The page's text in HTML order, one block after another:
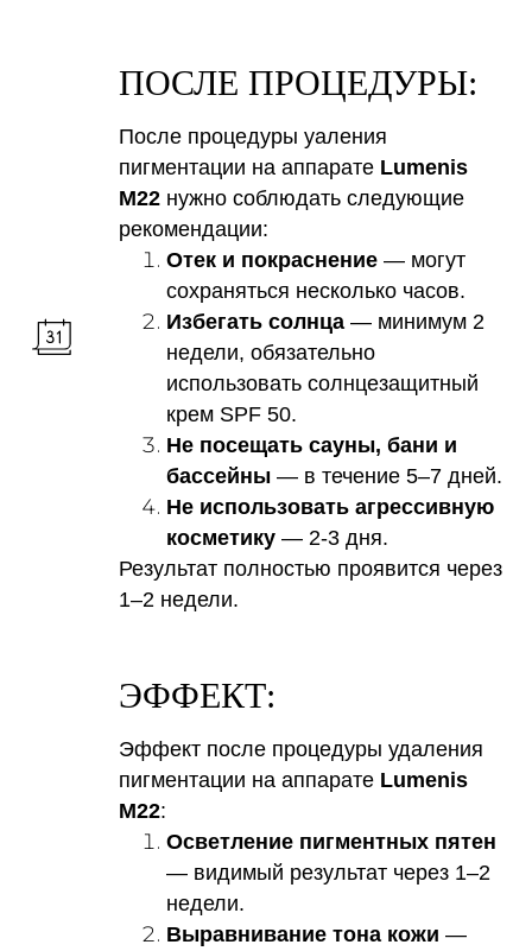
ПОСЛЕ ПРОЦЕДУРЫ:
После процедуры уаления
пигментации на аппарате Lumenis
M22 нужно соблюдать следующие
рекомендации:
Отек и покраснение — могут
сохраняться несколько часов.
Избегать солнца — минимум 2
недели, обязательно
использовать солнцезащитный
крем SPF 50.
Не посещать сауны, бани и
бассейны — в течение 5–7 дней.
Не использовать агрессивную
косметику — 2-3 дня.
Результат полностью проявится через
1–2 недели.
ЭФФЕКТ:
Эффект после процедуры удаления
пигментации на аппарате Lumenis
M22:
Осветление пигментных пятен
— видимый результат через 1–2
недели.
Выравнивание тона кожи —